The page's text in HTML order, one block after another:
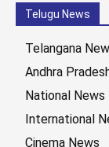
Telugu News
Telangana
Andhra
National News
International
Cinema News